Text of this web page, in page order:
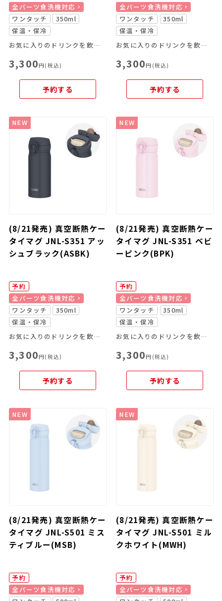
全パーツ食洗機対応
ワンタッチ
350ml
保温・保冷
お気に入りのドリンクを飲み頃温度で、いつでもどこでも楽しめる
3,300円(税込)
予約する
全パーツ食洗機対応
ワンタッチ
350ml
保温・保冷
お気に入りのドリンクを飲み頃温度で、いつでもどこでも楽しめる
3,300円(税込)
予約する
NEW
(8/21発売) 真空断熱ケー
タイマグ JNL-S351 アッ
シュブラック(ASBK)
予約
全パーツ食洗機対応
ワンタッチ
350ml
保温・保冷
お気に入りのドリンクを飲み頃温度で、いつでもどこでも楽しめる
3,300円(税込)
予約する
NEW
(8/21発売) 真空断熱ケー
タイマグ JNL-S351 ベビ
ーピンク(BPK)
予約
全パーツ食洗機対応
ワンタッチ
350ml
保温・保冷
お気に入りのドリンクを飲み頃温度で、いつでもどこでも楽しめる
3,300円(税込)
予約する
NEW
(8/21発売) 真空断熱ケー
タイマグ JNL-S501 ミス
ティブルー(MSB)
予約
全パーツ食洗機対応
NEW
(8/21発売) 真空断熱ケー
タイマグ JNL-S501 ミル
クホワイト(MWH)
予約
全パーツ食洗機対応